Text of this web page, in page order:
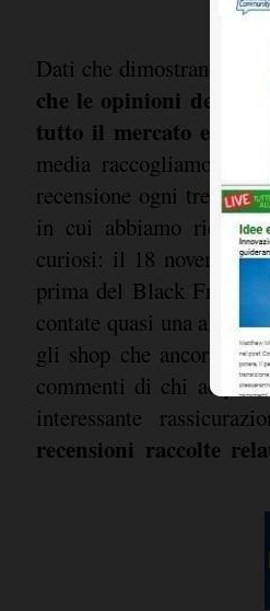
Dati che dimostrano
che le opinioni dei
tutto il mercato
media raccogliamo,
recensione ogni tre
in cui abbiamo
curiosi: il 18 novembre
prima del Black Friday,
contate quasi una al
gli shop che ancora
commenti di chi
interessante
recensioni raccolte